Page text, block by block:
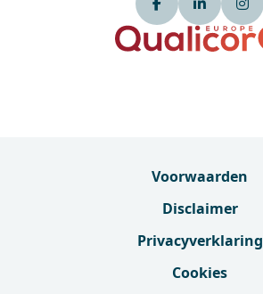
Voorwaarden
Disclaimer
Privacyverklaring
Cookies